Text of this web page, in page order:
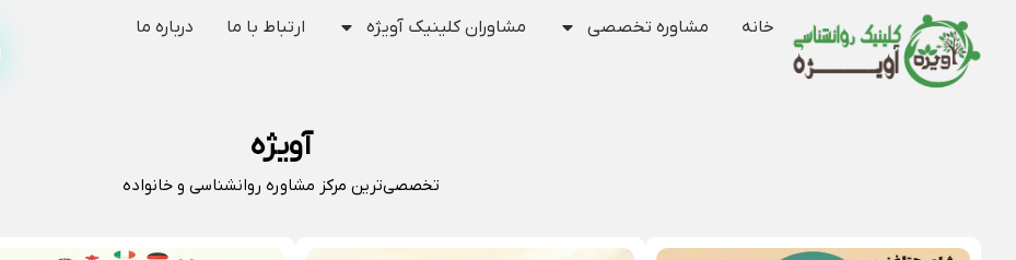
خانه مشاوره تخصصی مشاوران کلینیک آویژه ارتباط با ما درباره ما
آویژه
تخصصی‌ترین مرکز مشاوره روانشناسی و خانواده